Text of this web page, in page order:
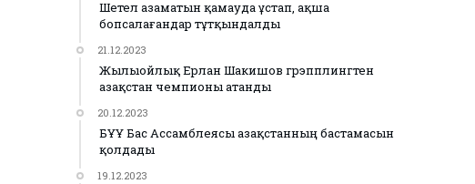
Шетел азаматын қамауда ұстап, ақша
бопсалағандар тұтқындалды
21.12.2023
Жылыойлық Ерлан Шакишов грэпплингтен
Қазақстан чемпионы атанды
20.12.2023
БҰҰ Бас Ассамблеясы Қазақстанның бастамасын
қолдады
19.12.2023